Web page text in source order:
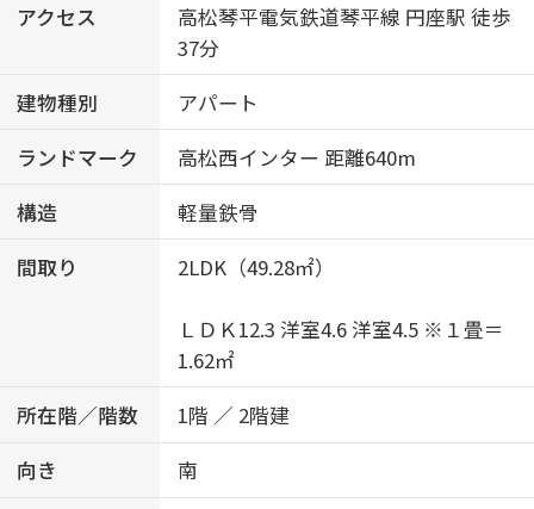
アクセス
高松琴平電気鉄道琴平線 円座駅 徒歩
37分
建物種別
アパート
ランドマーク
高松西インター 距離640m
構造
軽量鉄骨
間取り
2LDK（49.28㎡）
ＬＤＫ12.3 洋室4.6 洋室4.5 ※１畳＝
1.62㎡
所在階／階数
1階 ／ 2階建
向き
南